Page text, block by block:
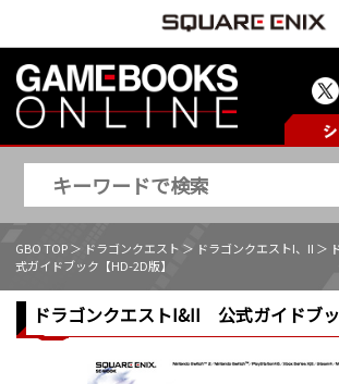
GBO TOP＞ ドラゴンクエスト ＞ ドラゴンクエストI、II ＞
式ガイドブック【HD-2D版】
ドラゴンクエストI&II 公式ガイドブッ